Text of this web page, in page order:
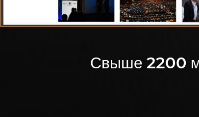
Список Фестивалей и информация с первого
Свыше 2200